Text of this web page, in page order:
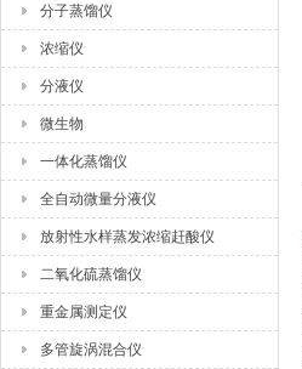
分子蒸馏仪
浓缩仪
分液仪
微生物
一体化蒸馏仪
全自动微量分液仪
放射性水样蒸发浓缩赶酸仪
二氧化硫蒸馏仪
重金属测定仪
多管旋涡混合仪